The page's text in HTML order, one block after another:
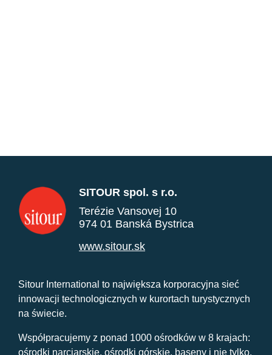
SITOUR spol. s r.o.
Terézie Vansovej 10
974 01 Banská Bystrica
www.sitour.sk
Sitour International to największa korporacyjna sieć
innowacji technologicznych w kurortach turystycznych
na świecie.
Współpracujemy z ponad 1000 ośrodków w 8 krajach:
ośrodki narciarskie, ośrodki górskie, baseny i nie tylko.